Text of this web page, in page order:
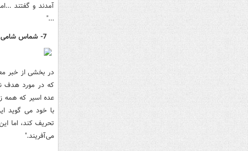
آمدند و گفتند
..."
در بخشی از خبر
که در مورد هدف
عده اسیر که همه
با خود می گوید
تحریف کند، اما
می‌آفریند."